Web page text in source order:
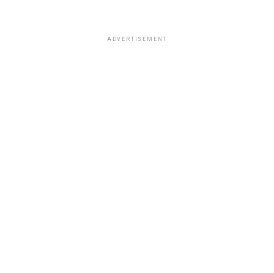
ADVERTISEMENT